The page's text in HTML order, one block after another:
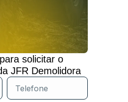
solicitar o
JFR Demolidora